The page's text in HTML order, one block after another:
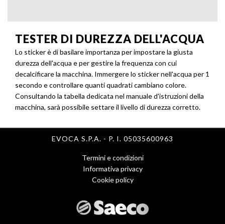
TESTER DI DUREZZA DELL'ACQUA
Lo sticker è di basilare importanza per impostare la giusta
durezza dell'acqua e per gestire la frequenza con cui
decalcificare la macchina. Immergere lo sticker nell'acqua per 1
secondo e controllare quanti quadrati cambiano colore.
Consultando la tabella dedicata nel manuale d'istruzioni della
macchina, sarà possibile settare il livello di durezza corretto.
EVOCA S.P.A. - P. I. 05035600963
Termini e condizioni
Informativa privacy
Cookie policy